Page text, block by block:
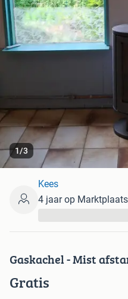
1/3
Gaskachel - Mist
Gratis
Kees
4 jaar op Marktplaats